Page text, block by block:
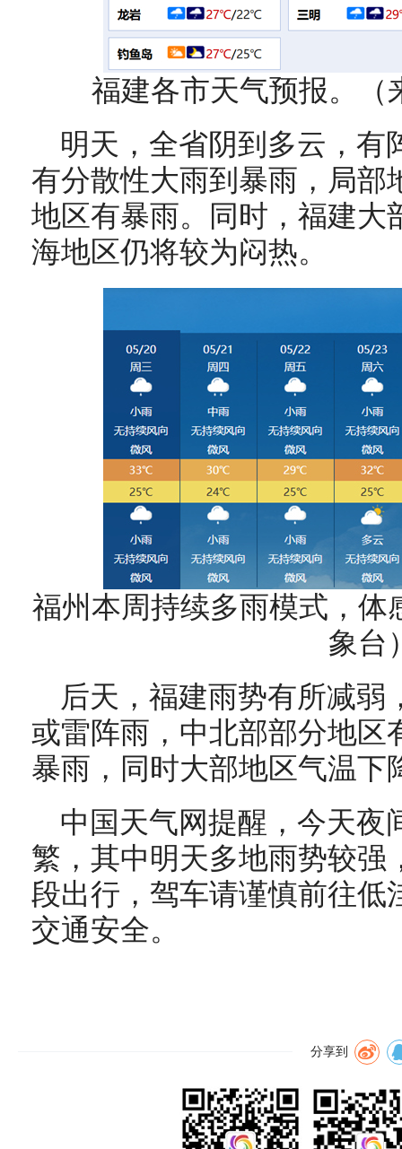
福建各市天气预报。（
明天，全省阴到多云，有
有分散性大雨到暴雨，局部
地区有暴雨。同时，福建大
海地区仍将较为闷热。
福州本周持续多雨模式，体
象台
后天，福建雨势有所减弱
或雷阵雨，中北部部分地区
暴雨，同时大部地区气温下
中国天气网提醒，今天夜
繁，其中明天多地雨势较强
段出行，驾车请谨慎前往低
交通安全。
分享到